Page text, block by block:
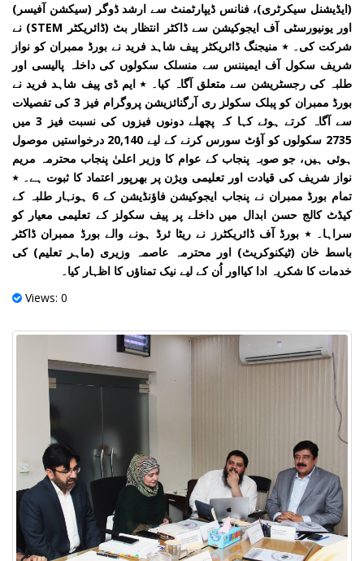
(ایڈیشنل سیکرٹری)، فنانس ڈیپارٹمنٹ سے ارشد ڈوگر (سیکشن آفیسر)
اور یونیورسٹی آف ایجوکیشن سے ڈاکٹر انتظار بٹ (ڈائریکٹر STEM) نے
شرکت کی۔ ٭ منیجنگ ڈائریکٹر پیف شاہد فرید نے بورڈ ممبران کو نواز
شریف سکول آف ایمیننس سے منسلک سکولوں کی داخلہ پالیسی اور
طلبہ کی رجسٹریشن سے متعلق آگاہ کیا۔ ٭ ایم ڈی پیف شاہد فرید نے
بورڈ ممبران کو پبلک سکولز ری آرگنائزیشن پروگرام فیز 3 کی تفصیلات
سے آگاہ کرتے ہوئے کہا کہ پچھلے دونوں فیزوں کی نسبت فیز 3 میں
2735 سکولوں کو آؤٹ سورس کرنے کے لیے 20,140 درخواستیں موصول
ہوئی ہیں، جو صوبہ پنجاب کے عوام کا وزیر اعلیٰ پنجاب محترمہ مریم
نواز شریف کی قیادت اور تعلیمی ویژن پر بھرپور اعتماد کا ثبوت ہے۔ ٭
تمام بورڈ ممبران نے پنجاب ایجوکیشن فاؤنڈیشن کے 6 ہونہار طلبہ کے
کیڈٹ کالج حسن ابدال میں داخلے پر پیف سکولز کے تعلیمی معیار کو
سراہا۔ ٭ بورڈ آف ڈائریکٹرز نے ریٹا ئرڈ ہونے والے بورڈ ممبران ڈاکٹر
باسط خان (ٹیکنوکریٹ) اور محترمہ عاصمہ وزیری (ماہر تعلیم) کی
خدمات کا شکریہ ادا کیااور اُن کے لیے نیک تمناؤں کا اظہار کیا۔
Views: 0